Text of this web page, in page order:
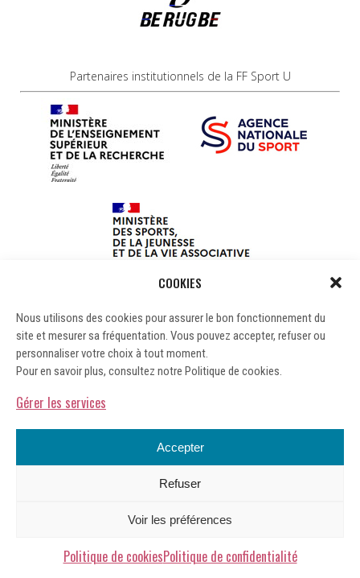
COOKIES
Nous utilisons des cookies pour assurer le bon fonctionnement du
site et mesurer sa fréquentation. Vous pouvez accepter, refuser ou
personnaliser votre choix à tout moment.
Pour en savoir plus, consultez notre Politique de cookies.
Gérer les services
Accepter
Refuser
Voir les préférences
Politique de cookiesPolitique de confidentialité
Partenaires institutionnels de la FF Sport U
Gérer les cookies